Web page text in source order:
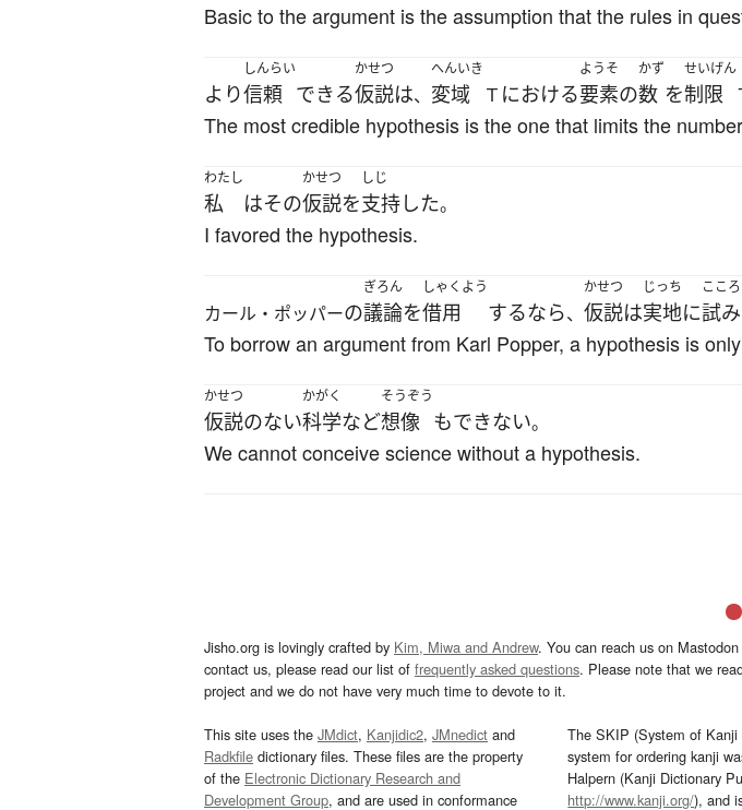
Basic to the argument is the assumption that the rules in
より
しんらい
信頼 できる
かせつ
仮説は、
へんいき
変域 Ｔ における
ようそ
要素の
かず
数 を
せいげん
制限
The most credible hypothesis is the one that limits the
わたし
私 はその
かせつ
仮説を
しじ
支持した。
I favored the hypothesis.
カール・ポッパーの
ぎろん
議論を
しゃくよう
借用 するなら、
かせつ
仮説は
じっち
実地に
こころ
試
To borrow an argument from Karl Popper, a hypothesis is
かせつ
仮説のない
かがく
科学など
そうぞう
想像 もできない。
We cannot conceive science without a hypothesis.
Jisho.org is lovingly crafted by Kim, Miwa and Andrew. You can reach us on
contact us, please read our list of frequently asked questions. Please note that we
project and we do not have very much time to devote to it.
This site uses the JMdict, Kanjidic2, JMnedict and
Radkfile dictionary files. These files are the property
of the Electronic Dictionary Research and
Development Group, and are used in conformance
The SKIP (System of
system for ordering kanji
Halpern (Kanji Dictionary
http://www.kanji.org/), and